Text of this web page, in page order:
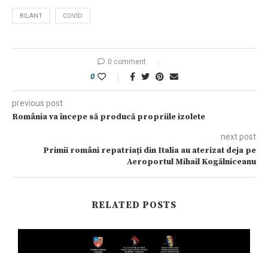
BILANT COVID
0 comment
0
previous post
România va începe să producă propriile izolete
next post
Primii români repatriați din Italia au aterizat deja pe
Aeroportul Mihail Kogălniceanu
RELATED POSTS